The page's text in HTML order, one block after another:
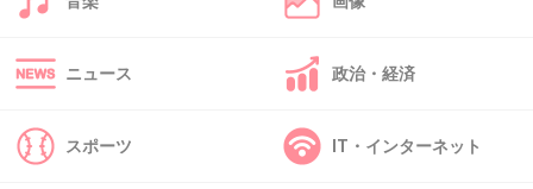
>>24
ニュース 政治・経済
スポーツ IT・インターネット